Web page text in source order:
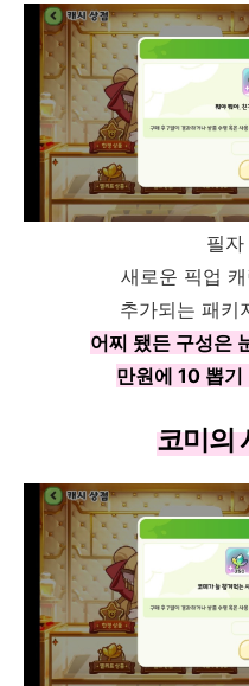
필
새로운 픽업
추가되는 패키
어찌 됐든 구성은
만원에 10 뽑
코미의